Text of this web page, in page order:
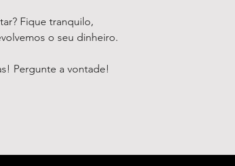
Fique tranquilo,
o seu dinheiro.
Pergunte a vontade!